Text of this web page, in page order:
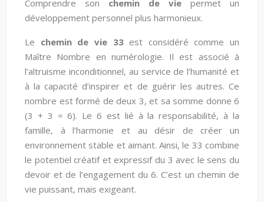
Comprendre son chemin de vie permet un
développement personnel plus harmonieux.
Le chemin de vie 33 est considéré comme un
Maître Nombre en numérologie. Il est associé à
l’altruisme inconditionnel, au service de l’humanité et
à la capacité d’inspirer et de guérir les autres. Ce
nombre est formé de deux 3, et sa somme donne 6
(3 + 3 = 6). Le 6 est lié à la responsabilité, à la
famille, à l’harmonie et au désir de créer un
environnement stable et aimant. Ainsi, le 33 combine
le potentiel créatif et expressif du 3 avec le sens du
devoir et de l’engagement du 6. C’est un chemin de
vie puissant, mais exigeant.